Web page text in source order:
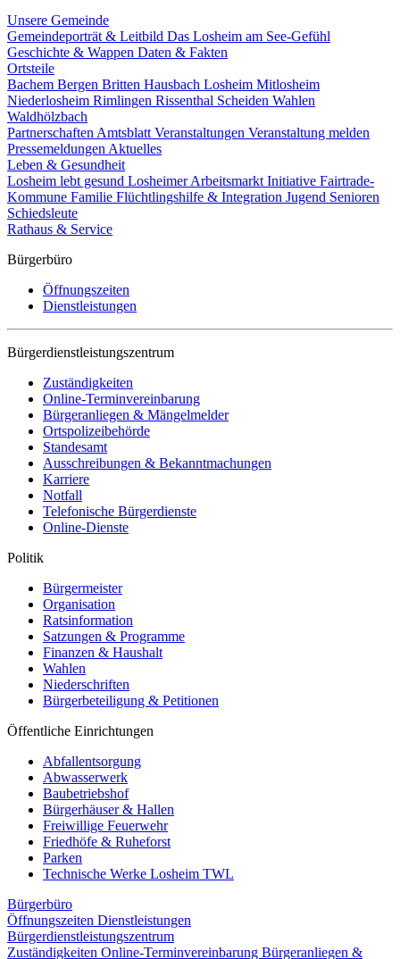
Unsere Gemeinde
Gemeindeporträt & Leitbild Das Losheim am See-Gefühl
Geschichte & Wappen Daten & Fakten
Ortsteile
Bachem Bergen Britten Hausbach Losheim Mitlosheim
Niederlosheim Rimlingen Rissenthal Scheiden Wahlen
Waldhölzbach
Partnerschaften Amtsblatt Veranstaltungen Veranstaltung melden
Pressemeldungen Aktuelles
Leben & Gesundheit
Losheim lebt gesund Losheimer Arbeitsmarkt Initiative Fairtrade-
Kommune Familie Flüchtlingshilfe & Integration Jugend Senioren
Schiedsleute
Rathaus & Service
Bürgerbüro
Öffnungszeiten
Dienstleistungen
Bürgerdienstleistungszentrum
Zuständigkeiten
Online-Terminvereinbarung
Bürgeranliegen & Mängelmelder
Ortspolizeibehörde
Standesamt
Ausschreibungen & Bekanntmachungen
Karriere
Notfall
Telefonische Bürgerdienste
Online-Dienste
Politik
Bürgermeister
Organisation
Ratsinformation
Satzungen & Programme
Finanzen & Haushalt
Wahlen
Niederschriften
Bürgerbeteiligung & Petitionen
Öffentliche Einrichtungen
Abfallentsorgung
Abwasserwerk
Baubetriebshof
Bürgerhäuser & Hallen
Freiwillige Feuerwehr
Friedhöfe & Ruheforst
Parken
Technische Werke Losheim TWL
Bürgerbüro
Öffnungszeiten Dienstleistungen
Bürgerdienstleistungszentrum
Zuständigkeiten Online-Terminvereinbarung Bürgeranliegen &